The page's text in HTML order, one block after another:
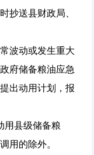
抄送县财政局、
波动或发生重大
府储备粮油应急
出动用计划，报
县级储备粮
用的除外。